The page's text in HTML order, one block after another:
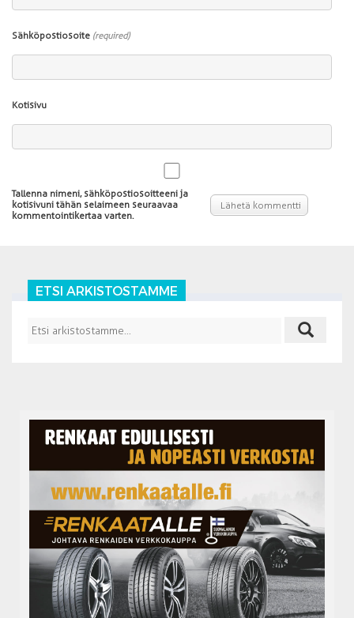
Sähköpostiosoite (required)
Kotisivu
Tallenna nimeni, sähköpostiosoitteeni ja
kotisivuni tähän selaimeen seuraavaa
kommentointikertaa varten.
ETSI ARKISTOSTAMME